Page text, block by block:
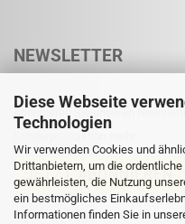
Diese Webseite
Technologien
Wir verwenden Cookies und
Drittanbietern, um die
gewährleisten, die Nutzung
ein bestmögliches
Informationen finden Sie in
NEWSLETTER
Abonnieren Sie unseren
Sonderpreisaktion mehr.
Eine Abmeldung ist jederzeit